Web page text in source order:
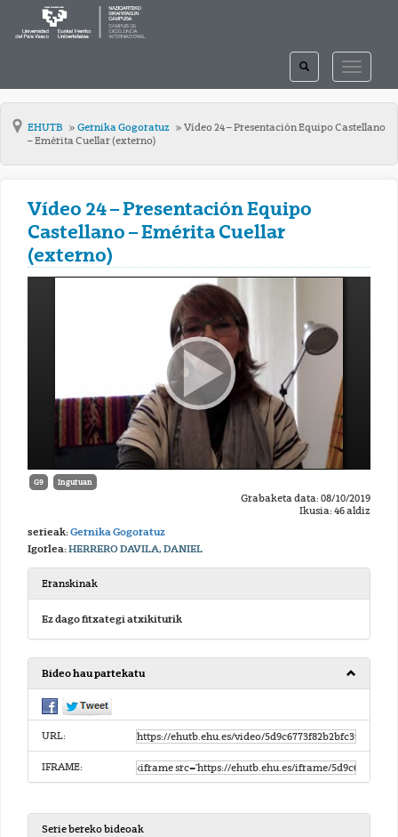
TOGGLE
TOGGLE
SEARCH
EHUTB Gernika Gogoratuz
Vídeo 24 – Presentación Equipo Castellano
– Emérita Cuellar (externo)
Vídeo 24 – Presentación Equipo
Castellano – Emérita Cuellar
(externo)
G9 Inguruan
Grabaketa data: 08/10/2019
Ikusia: 46 aldiz
serieak:Gernika Gogoratuz
Igorlea:HERRERO DAVILA, DANIEL
Eranskinak
Ez dago fitxategi atxikiturik
Bideo hau partekatu
URL:
IFRAME:
Serie bereko bideoak